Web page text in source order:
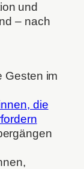
und
– nach
Gesten im
die